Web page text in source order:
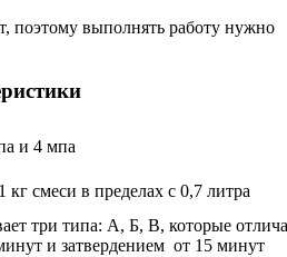
поэтому выполнять работу нужно
и 4 мпа
кг смеси в пределах с 0,7 литра
три типа: А, Б, В, которые
и затвердением от 15 минут